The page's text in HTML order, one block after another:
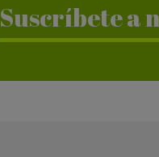
Suscríbete a